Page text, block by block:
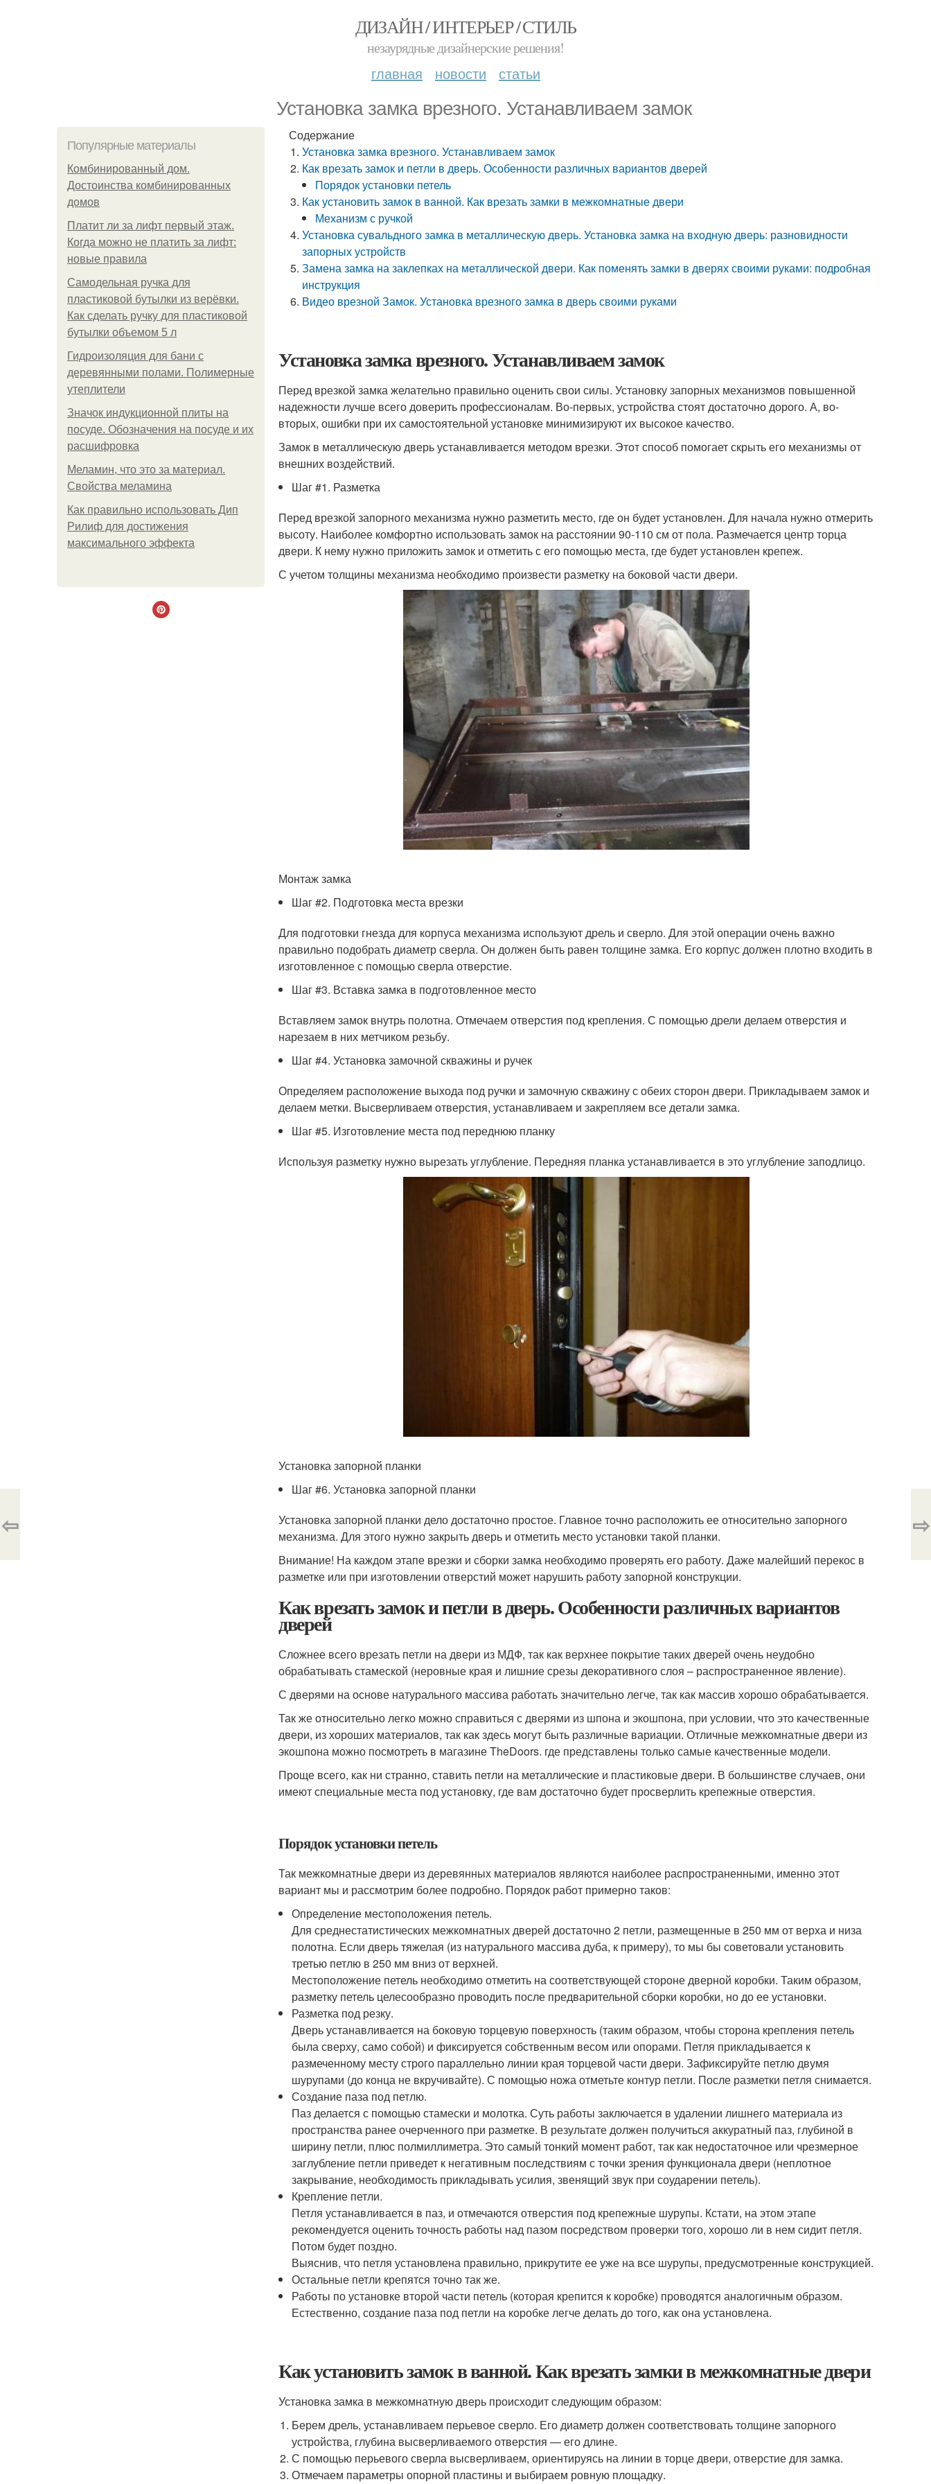
ДИЗАЙН / ИНТЕРЬЕР / СТИЛЬ
незаурядные дизайнерские решения!
главная новости статьи
Установка замка врезного. Устанавливаем замок
Популярные материалы
Комбинированный дом.
Достоинства комбинированных
домов
Платит ли за лифт первый этаж.
Когда можно не платить за лифт:
новые правила
Самодельная ручка для
пластиковой бутылки из верёвки.
Как сделать ручку для пластиковой
бутылки объемом 5 л
Гидроизоляция для бани с
деревянными полами. Полимерные
утеплители
Значок индукционной плиты на
посуде. Обозначения на посуде и их
расшифровка
Меламин, что это за материал.
Свойства меламина
Как правильно использовать Дип
Рилиф для достижения
максимального эффекта
Содержание
Установка замка врезного. Устанавливаем замок
Как врезать замок и петли в дверь. Особенности различных вариантов дверей
Порядок установки петель
Как установить замок в ванной. Как врезать замки в межкомнатные двери
Механизм с ручкой
Установка сувальдного замка в металлическую дверь. Установка замка на входную дверь: разновидности
запорных устройств
Замена замка на заклепках на металлической двери. Как поменять замки в дверях своими руками: подробная
инструкция
Видео врезной Замок. Установка врезного замка в дверь своими руками
Установка замка врезного. Устанавливаем замок
Перед врезкой замка желательно правильно оценить свои силы. Установку запорных механизмов повышенной
надежности лучше всего доверить профессионалам. Во-первых, устройства стоят достаточно дорого. А, во-
вторых, ошибки при их самостоятельной установке минимизируют их высокое качество.
Замок в металлическую дверь устанавливается методом врезки. Этот способ помогает скрыть его механизмы от
внешних воздействий.
Шаг #1. Разметка
Перед врезкой запорного механизма нужно разметить место, где он будет установлен. Для начала нужно отмерить
высоту. Наиболее комфортно использовать замок на расстоянии 90-110 см от пола. Размечается центр торца
двери. К нему нужно приложить замок и отметить с его помощью места, где будет установлен крепеж.
С учетом толщины механизма необходимо произвести разметку на боковой части двери.
Монтаж замка
Шаг #2. Подготовка места врезки
Для подготовки гнезда для корпуса механизма используют дрель и сверло. Для этой операции очень важно
правильно подобрать диаметр сверла. Он должен быть равен толщине замка. Его корпус должен плотно входить в
изготовленное с помощью сверла отверстие.
Шаг #3. Вставка замка в подготовленное место
Вставляем замок внутрь полотна. Отмечаем отверстия под крепления. С помощью дрели делаем отверстия и
нарезаем в них метчиком резьбу.
Шаг #4. Установка замочной скважины и ручек
Определяем расположение выхода под ручки и замочную скважину с обеих сторон двери. Прикладываем замок и
делаем метки. Высверливаем отверстия, устанавливаем и закрепляем все детали замка.
Шаг #5. Изготовление места под переднюю планку
Используя разметку нужно вырезать углубление. Передняя планка устанавливается в это углубление заподлицо.
Установка запорной планки
Шаг #6. Установка запорной планки
Установка запорной планки дело достаточно простое. Главное точно расположить ее относительно запорного
механизма. Для этого нужно закрыть дверь и отметить место установки такой планки.
Внимание! На каждом этапе врезки и сборки замка необходимо проверять его работу. Даже малейший перекос в
разметке или при изготовлении отверстий может нарушить работу запорной конструкции.
Как врезать замок и петли в дверь. Особенности различных вариантов
дверей
Сложнее всего врезать петли на двери из МДФ, так как верхнее покрытие таких дверей очень неудобно
обрабатывать стамеской (неровные края и лишние срезы декоративного слоя – распространенное явление).
С дверями на основе натурального массива работать значительно легче, так как массив хорошо обрабатывается.
Так же относительно легко можно справиться с дверями из шпона и экошпона, при условии, что это качественные
двери, из хороших материалов, так как здесь могут быть различные вариации. Отличные межкомнатные двери из
экошпона можно посмотреть в магазине TheDoors. где представлены только самые качественные модели.
Проще всего, как ни странно, ставить петли на металлические и пластиковые двери. В большинстве случаев, они
имеют специальные места под установку, где вам достаточно будет просверлить крепежные отверстия.
Порядок установки петель
Так межкомнатные двери из деревянных материалов являются наиболее распространенными, именно этот
вариант мы и рассмотрим более подробно. Порядок работ примерно таков:
Определение местоположения петель.
Для среднестатистических межкомнатных дверей достаточно 2 петли, размещенные в 250 мм от верха и низа
полотна. Если дверь тяжелая (из натурального массива дуба, к примеру), то мы бы советовали установить
третью петлю в 250 мм вниз от верхней.
Местоположение петель необходимо отметить на соответствующей стороне дверной коробки. Таким образом,
разметку петель целесообразно проводить после предварительной сборки коробки, но до ее установки.
Разметка под резку.
Дверь устанавливается на боковую торцевую поверхность (таким образом, чтобы сторона крепления петель
была сверху, само собой) и фиксируется собственным весом или опорами. Петля прикладывается к
размеченному месту строго параллельно линии края торцевой части двери. Зафиксируйте петлю двумя
шурупами (до конца не вкручивайте). С помощью ножа отметьте контур петли. После разметки петля снимается.
Создание паза под петлю.
Паз делается с помощью стамески и молотка. Суть работы заключается в удалении лишнего материала из
пространства ранее очерченного при разметке. В результате должен получиться аккуратный паз, глубиной в
ширину петли, плюс полмиллиметра. Это самый тонкий момент работ, так как недостаточное или чрезмерное
заглубление петли приведет к негативным последствиям с точки зрения функционала двери (неплотное
закрывание, необходимость прикладывать усилия, звенящий звук при соударении петель).
Крепление петли.
Петля устанавливается в паз, и отмечаются отверстия под крепежные шурупы. Кстати, на этом этапе
рекомендуется оценить точность работы над пазом посредством проверки того, хорошо ли в нем сидит петля.
Потом будет поздно.
Выяснив, что петля установлена правильно, прикрутите ее уже на все шурупы, предусмотренные конструкцией.
Остальные петли крепятся точно так же.
Работы по установке второй части петель (которая крепится к коробке) проводятся аналогичным образом.
Естественно, создание паза под петли на коробке легче делать до того, как она установлена.
Как установить замок в ванной. Как врезать замки в межкомнатные двери
Установка замка в межкомнатную дверь происходит следующим образом:
Берем дрель, устанавливаем перьевое сверло. Его диаметр должен соответствовать толщине запорного
устройства, глубина высверливаемого отверстия — его длине.
С помощью перьевого сверла высверливаем, ориентируясь на линии в торце двери, отверстие для замка.
Отмечаем параметры опорной пластины и выбираем ровную площадку.
⇦ ⇨